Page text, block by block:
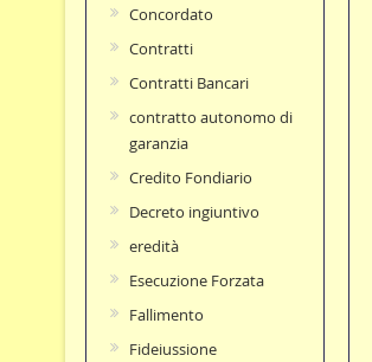
Concordato
Contratti
Contratti Bancari
contratto autonomo di
garanzia
Credito Fondiario
Decreto ingiuntivo
eredità
Esecuzione Forzata
Fallimento
Fideiussione